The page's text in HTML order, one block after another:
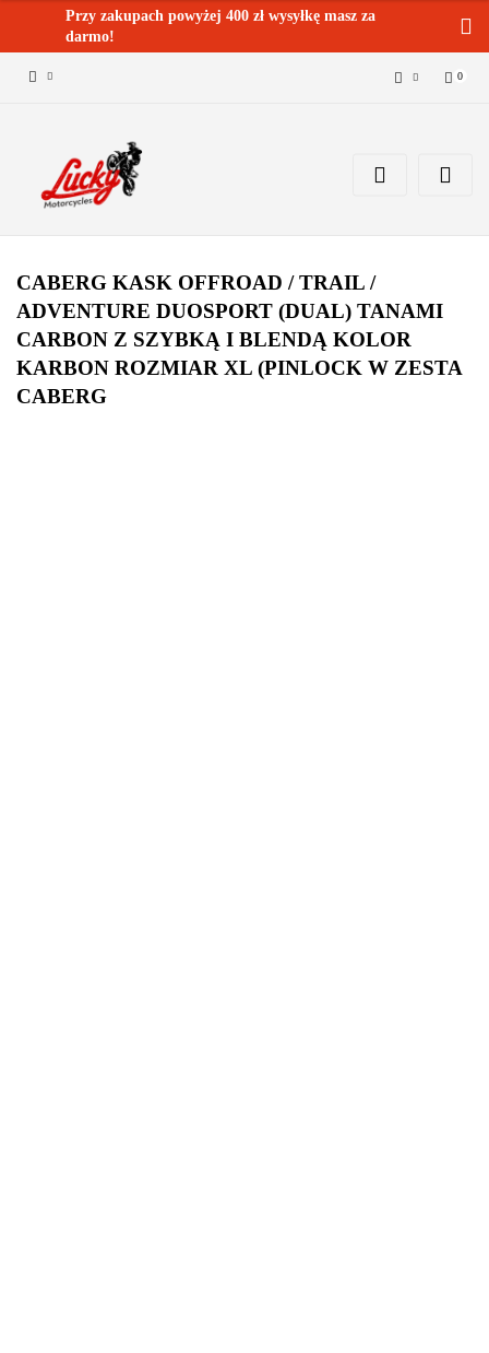
Przy zakupach powyżej 400 zł wysyłkę masz za
darmo!
Dodaj zgłoszenie
0
CABERG KASK OFFROAD / TRAIL /
ADVENTURE DUOSPORT (DUAL) TANAMI
CARBON Z SZYBKĄ I BLENDĄ KOLOR
KARBON ROZMIAR XL (PINLOCK W ZESTA
CABERG